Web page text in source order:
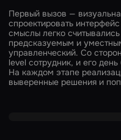
Первый вызов —
спроектировать
смыслы легко
предсказуемым и
управленческий. Со
level сотрудник, и его
На каждом этапе
выверенные решения и